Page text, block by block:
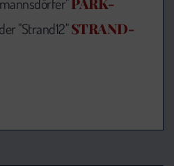
"Strand12"STRAND-